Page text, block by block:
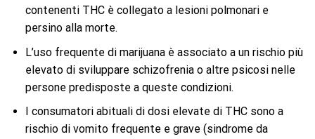
contenenti THC è collegato a lesioni polmonari e
persino alla morte.
L’uso frequente di marijuana è associato a un rischio più
elevato di sviluppare schizofrenia o altre psicosi nelle
persone predisposte a queste condizioni.
I consumatori abituali di dosi elevate di THC sono a
rischio di vomito frequente e grave (sindrome da